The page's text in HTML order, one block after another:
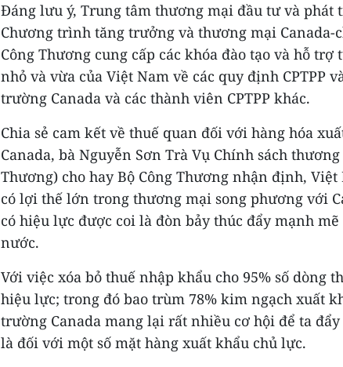
Đáng lưu ý, Trung tâm thương mại đầu tư và phát
Chương trình tăng trưởng và thương mại Canada-
Công Thương cung cấp các khóa đào tạo và hỗ
nhỏ và vừa của Việt Nam về các quy định CPTPP
trường Canada và các thành viên CPTPP khác.
Chia sẻ cam kết về thuế quan đối với hàng hóa
Canada, bà Nguyễn Sơn Trà Vụ Chính sách
Thương) cho hay Bộ Công Thương nhận định,
có lợi thế lớn trong thương mại song phương với
có hiệu lực được coi là đòn bảy thúc đẩy mạnh
nước.
Với việc xóa bỏ thuế nhập khẩu cho 95% số dòng
hiệu lực; trong đó bao trùm 78% kim ngạch xuất
trường Canada mang lại rất nhiều cơ hội để ta
là đối với một số mặt hàng xuất khẩu chủ lực.